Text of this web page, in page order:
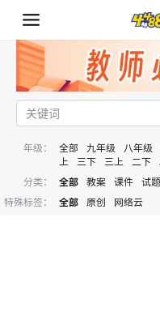
年级： 全部 九年级 八年级
上
三下 三上 二下
分类：
全部 教案 课件 试题
特殊标签：
全部 原创 网络云